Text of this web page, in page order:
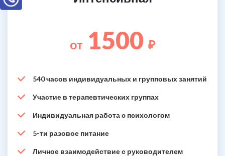
от 1500 ₽
540 часов индивидуальных и групповых занятий
Участие в терапевтических группах
Индивидуальная работа с психологом
5-ти разовое питание
Личное взаимодействие с руководителем